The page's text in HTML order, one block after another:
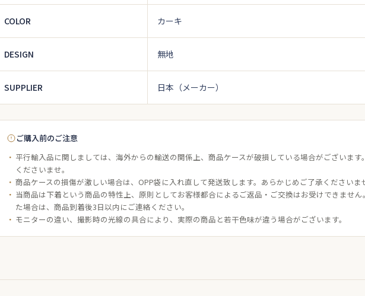
COLOR カーキ
DESIGN 無地
SUPPLIER 日本（メーカー）
ご購入前のご注意
平行輸入品に関しましては、海外からの輸送の関係上、商品ケースが破損している場合がございます
くださいませ。
商品ケースの損傷が激しい場合は、OPP袋に入れ直して発送致します。あらかじめご了承くださいま
当商品は下着という商品の特性上、原則としてお客様都合によるご返品・ご交換はお受けできませ
た場合は、商品到着後3日以内にご連絡ください。
モニターの違い、撮影時の光線の具合により、実際の商品と若干色味が違う場合がございます。